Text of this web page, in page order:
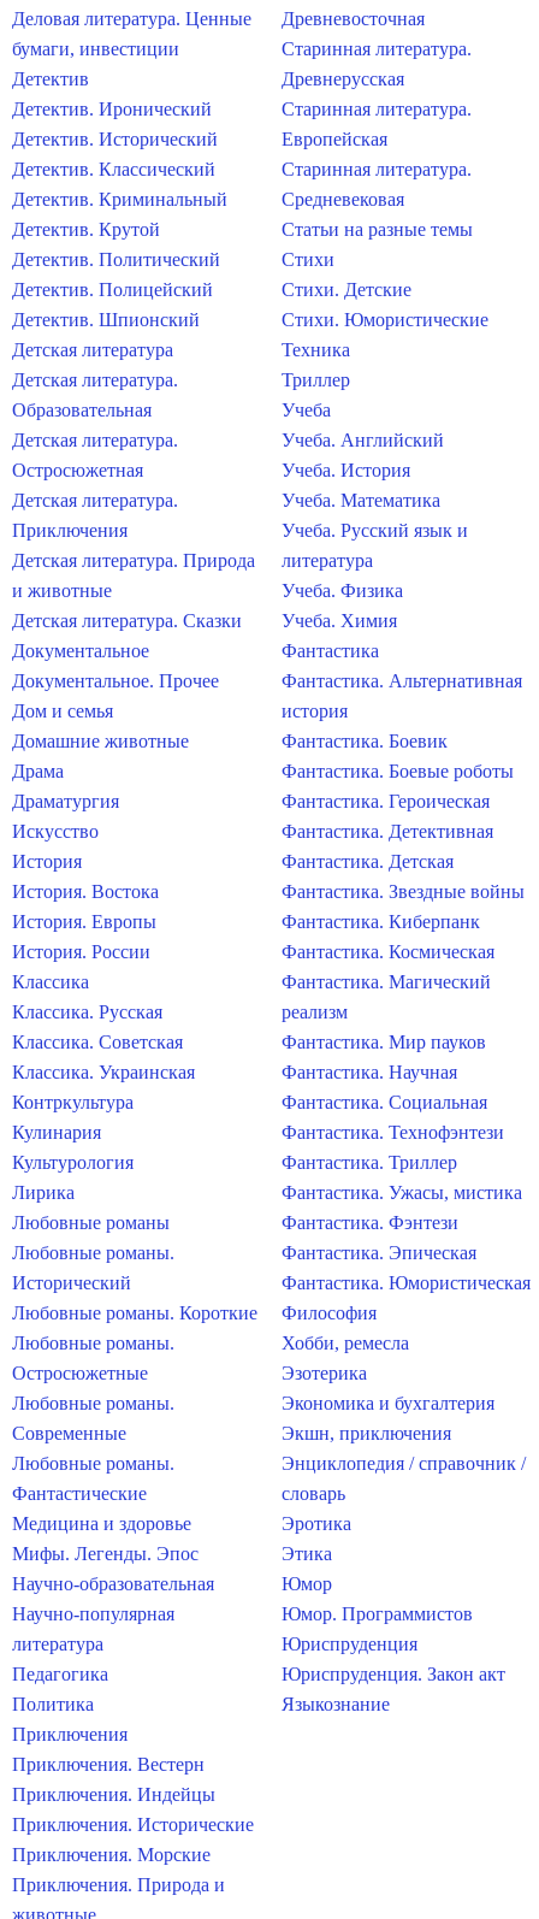
Деловая литература. Ценные
бумаги, инвестиции
Детектив
Детектив. Иронический
Детектив. Исторический
Детектив. Классический
Детектив. Криминальный
Детектив. Крутой
Детектив. Политический
Детектив. Полицейский
Детектив. Шпионский
Детская литература
Детская литература.
Образовательная
Детская литература.
Остросюжетная
Детская литература.
Приключения
Детская литература. Природа
и животные
Детская литература. Сказки
Документальное
Документальное. Прочее
Дом и семья
Домашние животные
Драма
Драматургия
Искусство
История
История. Востока
История. Европы
История. России
Классика
Классика. Русская
Классика. Советская
Классика. Украинская
Контркультура
Кулинария
Культурология
Лирика
Любовные романы
Любовные романы.
Исторический
Любовные романы. Короткие
Любовные романы.
Остросюжетные
Любовные романы.
Современные
Любовные романы.
Фантастические
Медицина и здоровье
Мифы. Легенды. Эпос
Научно-образовательная
Научно-популярная
литература
Педагогика
Политика
Приключения
Приключения. Вестерн
Приключения. Индейцы
Приключения. Исторические
Приключения. Морские
Приключения. Природа и
животные
Древневосточная
Старинная литература.
Древнерусская
Старинная литература.
Европейская
Старинная литература.
Средневековая
Статьи на разные темы
Стихи
Стихи. Детские
Стихи. Юмористические
Техника
Триллер
Учеба
Учеба. Английский
Учеба. История
Учеба. Математика
Учеба. Русский язык и
литература
Учеба. Физика
Учеба. Химия
Фантастика
Фантастика. Альтернативная
история
Фантастика. Боевик
Фантастика. Боевые роботы
Фантастика. Героическая
Фантастика. Детективная
Фантастика. Детская
Фантастика. Звездные войны
Фантастика. Киберпанк
Фантастика. Космическая
Фантастика. Магический
реализм
Фантастика. Мир пауков
Фантастика. Научная
Фантастика. Социальная
Фантастика. Технофэнтези
Фантастика. Триллер
Фантастика. Ужасы, мистика
Фантастика. Фэнтези
Фантастика. Эпическая
Фантастика. Юмористическая
Философия
Хобби, ремесла
Эзотерика
Экономика и бухгалтерия
Экшн, приключения
Энциклопедия / справочник /
словарь
Эротика
Этика
Юмор
Юмор. Программистов
Юриспруденция
Юриспруденция. Закон акт
Языкознание